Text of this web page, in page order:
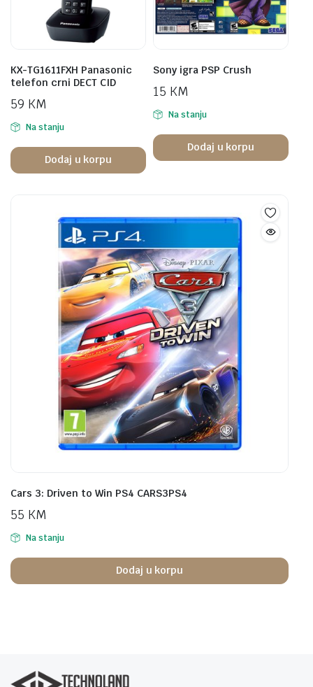
KX-TG1611FXH Panasonic
telefon crni DECT CID
59 KM
Na stanju
Dodaj u korpu
Sony igra PSP Crush
15 KM
Na stanju
Dodaj u korpu
Cars 3: Driven to Win PS4 CARS3PS4
55 KM
Na stanju
Dodaj u korpu